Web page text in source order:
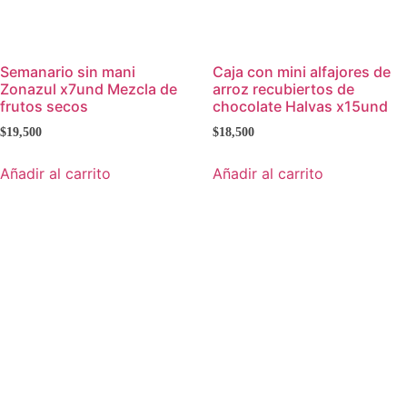
Semanario sin mani
Zonazul x7und Mezcla de
frutos secos
$19,500
Añadir al carrito
Caja con mini alfajores de
arroz recubiertos de
chocolate Halvas x15und
$18,500
Añadir al carrito